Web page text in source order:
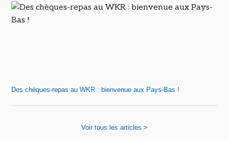
Des chèques-repas au WKR : bienvenue aux Pays-Bas !
Voir tous les articles >